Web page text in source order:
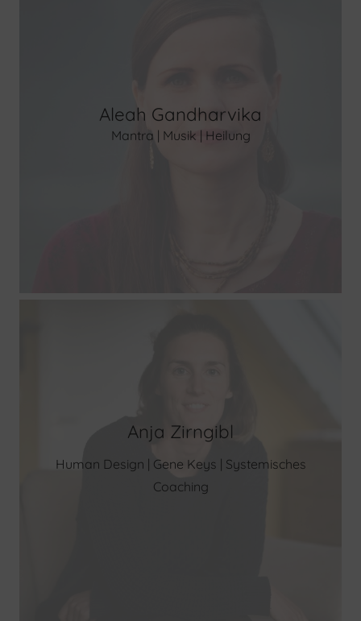
Aleah Gandharvika
Mantra | Musik | Heilung
Anja Zirngibl
Human Design | Gene Keys | Systemisches
Coaching